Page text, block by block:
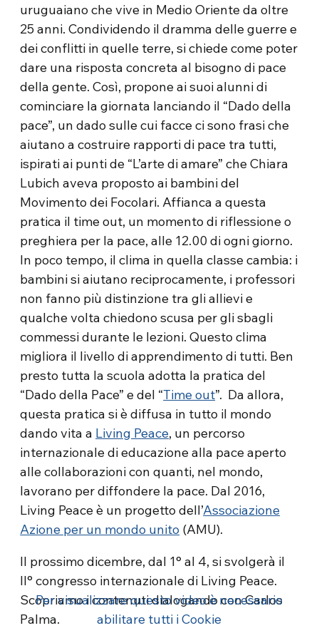
uruguaiano che vive in Medio Oriente da oltre
25 anni. Condividendo il dramma delle guerre e
dei conflitti in quelle terre, si chiede come poter
dare una risposta concreta al bisogno di pace
della gente. Così, propone ai suoi alunni di
cominciare la giornata lanciando il “Dado della
pace”, un dado sulle cui facce ci sono frasi che
aiutano a costruire rapporti di pace tra tutti,
ispirati ai punti de “L’arte di amare” che Chiara
Lubich aveva proposto ai bambini del
Movimento dei Focolari. Affianca a questa
pratica il time out, un momento di riflessione o
preghiera per la pace, alle 12.00 di ogni giorno.
In poco tempo, il clima in quella classe cambia: i
bambini si aiutano reciprocamente, i professori
non fanno più distinzione tra gli allievi e
qualche volta chiedono scusa per gli sbagli
commessi durante le lezioni. Questo clima
migliora il livello di apprendimento di tutti. Ben
presto tutta la scuola adotta la pratica del
“Dado della Pace” e del “Time out”. Da allora,
questa pratica si è diffusa in tutto il mondo
dando vita a Living Peace, un percorso
internazionale di educazione alla pace aperto
alle collaborazioni con quanti, nel mondo,
lavorano per diffondere la pace. Dal 2016,
Living Peace è un progetto dell’Associazione
Azione per un mondo unito (AMU).
Il prossimo dicembre, dal 1° al 4, si svolgerà il
II° congresso internazionale di Living Peace.
Scopriamo i contenuti dialogando con Carlos
Palma.
Per visualizzare questo video è necessario
abilitare tutti i Cookie